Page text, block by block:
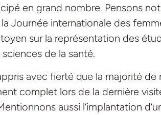
en grand nombre. Pensons
Journée internationale des
sur la représentation des
de la santé.
avec fierté que la majorité
complet lors de la dernière
aussi l’implantation